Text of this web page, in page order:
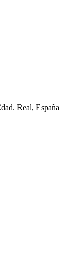
Real, España